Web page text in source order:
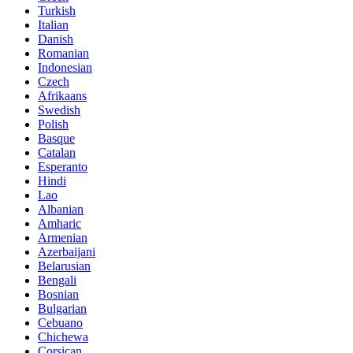
Turkish
Italian
Danish
Romanian
Indonesian
Czech
Afrikaans
Swedish
Polish
Basque
Catalan
Esperanto
Hindi
Lao
Albanian
Amharic
Armenian
Azerbaijani
Belarusian
Bengali
Bosnian
Bulgarian
Cebuano
Chichewa